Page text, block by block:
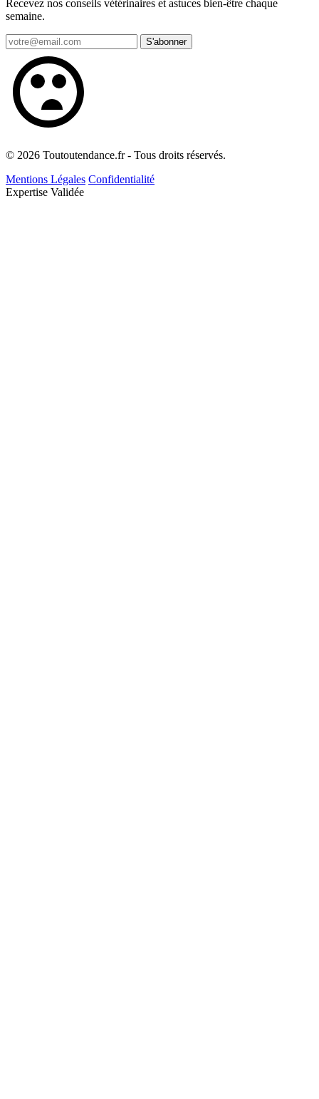
Recevez nos conseils vétérinaires et astuces bien-être chaque
semaine.
S'abonner
© 2026 Toutoutendance.fr - Tous droits réservés.
Mentions Légales Confidentialité
Expertise Validée